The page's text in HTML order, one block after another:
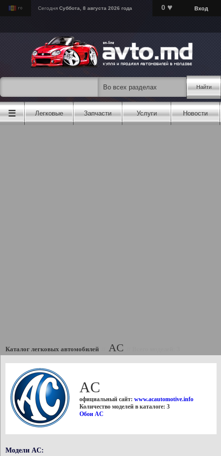
Сегодня Суббота, 8 августа 2026 года 0 ♥ Вход
Найти
☰ Легковые Запчасти Услуги Новости
Каталог легковых автомобилей AC
AC
официальный сайт: www.acautomotive.info
Количество моделей в каталоге: 3
Обои AC
Модели AC: